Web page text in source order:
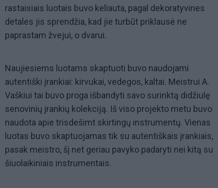
rastaisiais luotais buvo keliauta, pagal dekoratyvines
detales jis sprendžia, kad jie turbūt priklausė ne
paprastam žvejui, o dvarui.
Naujiesiems luotams skaptuoti buvo naudojami
autentiški įrankiai: kirvukai, vedegos, kaltai. Meistrui A.
Vaškiui tai buvo proga išbandyti savo surinktą didžiulę
senovinių įrankių kolekciją. Iš viso projekto metu buvo
naudota apie trisdešimt skirtingų instrumentų. Vienas
luotas buvo skaptuojamas tik su autentiškais įrankiais,
pasak meistro, šį net geriau pavyko padaryti nei kitą su
šiuolaikiniais instrumentais.